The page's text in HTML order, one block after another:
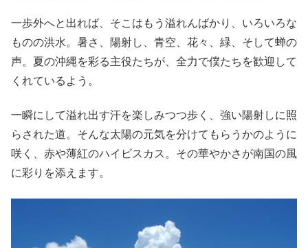
一歩外へと出れば、そこはもう溢れんばかり、いろいろな
ものの洪水。暑さ、陽射し、青空、花々、緑、そして蝉の
声。夏の沖縄を彩る主役たちが、全力で僕たちを歓迎して
くれているよう。
一瞬にして溢れ出す汗を楽しみつつ歩く、強い陽射しに照
らされた道。そんな太陽の元気を分けてもらうかのように
咲く、赤や薄紅のハイビスカス。その華やかさが南国の風
に彩りを添えます。